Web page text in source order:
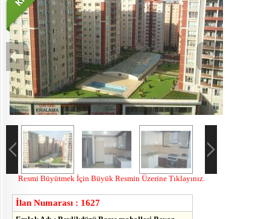
Resmi Büyütmek İçin Büyük Resmin Üzerine Tıklayınız.
İlan Numarası : 1627